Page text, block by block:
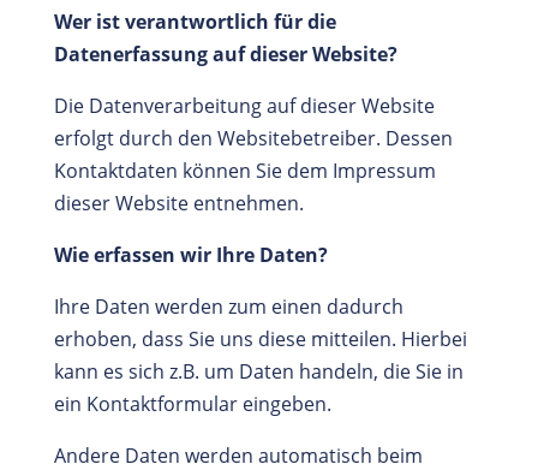
Wer ist verantwortlich für die
Datenerfassung auf dieser Website?
Die Datenverarbeitung auf dieser Website
erfolgt durch den Websitebetreiber. Dessen
Kontaktdaten können Sie dem Impressum
dieser Website entnehmen.
Wie erfassen wir Ihre Daten?
Ihre Daten werden zum einen dadurch
erhoben, dass Sie uns diese mitteilen. Hierbei
kann es sich z.B. um Daten handeln, die Sie in
ein Kontaktformular eingeben.
Andere Daten werden automatisch beim